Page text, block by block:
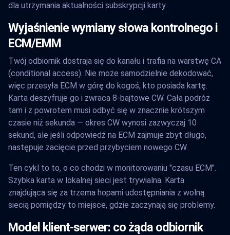
dla utrzymania aktualności subskrypcji karty.
Wyjaśnienie wymiany słowa kontrolnego i
ECM/EMM
Twój odbiornik dostraja się do kanału i trafia na warstwę CA
(conditional access). Nie może samodzielnie dekodować,
więc przesyła ECM w górę do kogoś, kto posiada kartę.
Karta deszyfruje go i zwraca 8-bajtowe CW. Cała podróż
tam i z powrotem musi odbyć się w znacznie krótszym
czasie niż sekunda — okres CW wynosi zazwyczaj 10
sekund, ale jeśli odpowiedź na ECM zajmuje zbyt długo,
następuje zacięcie przed przybyciem nowego CW.
Ten cykl to to, o co chodzi w monitorowaniu "czasu ECM".
Szybka karta w lokalnej sieci jest trywialna. Karta
znajdująca się za trzema hopami udostępniania z wolną
siecią pomiędzy to miejsce, gdzie zaczynają się problemy.
Model klient-serwer: co żąda odbiornik